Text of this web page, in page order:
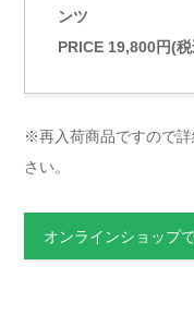
ンツ
PRICE 19,800円(
※再入荷商品ですので
さい。
オンラインショップ